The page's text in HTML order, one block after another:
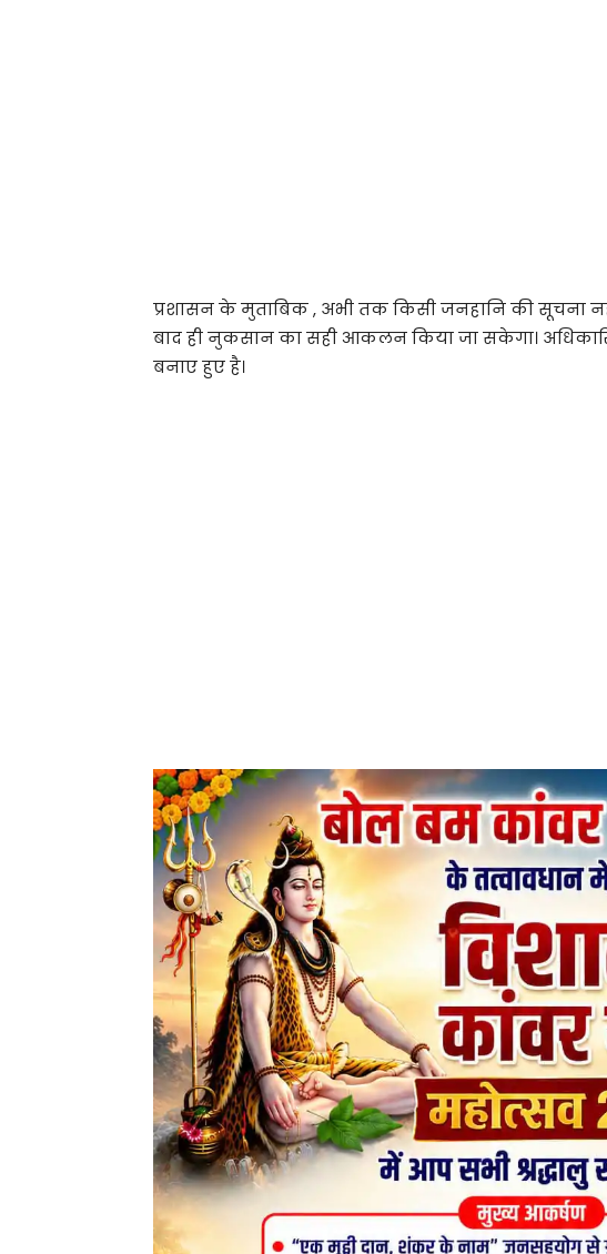
प्रशासन के मुताबिक , अभी तक किसी जनहानि की सूचना
बाद ही नुकसान का सही आकलन किया जा सकेगा।
बनाए हुए है।